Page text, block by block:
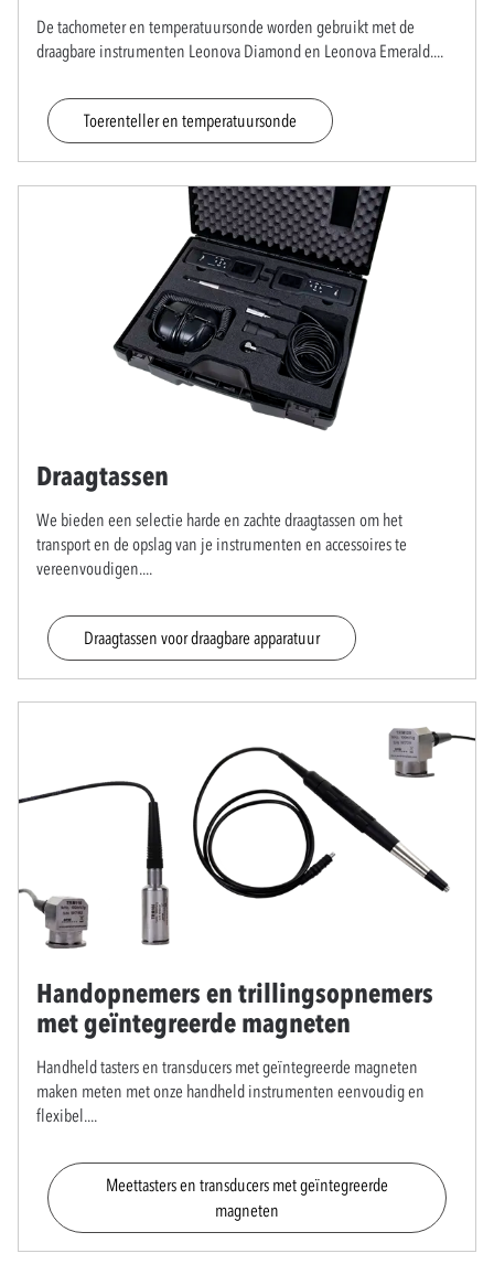
De tachometer en temperatuursonde worden gebruikt met de
draagbare instrumenten Leonova Diamond en Leonova Emerald....
Toerenteller en temperatuursonde
Draagtassen
We bieden een selectie harde en zachte draagtassen om het
transport en de opslag van je instrumenten en accessoires te
vereenvoudigen....
Draagtassen voor draagbare apparatuur
Handopnemers en trillingsopnemers
met geïntegreerde magneten
Handheld tasters en transducers met geïntegreerde magneten
maken meten met onze handheld instrumenten eenvoudig en
flexibel....
Meettasters en transducers met geïntegreerde
magneten